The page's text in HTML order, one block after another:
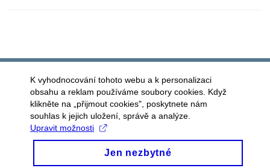
K vyhodnocování tohoto webu a k personalizaci
obsahu a reklam používáme soubory cookies. Když
klikněte na „přijmout cookies", poskytnete nám
souhlas k jejich uložení, správě a analýze.
Upravit možnosti
Jen nezbytné